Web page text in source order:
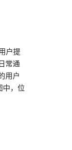
户提
常通
用户
中，位